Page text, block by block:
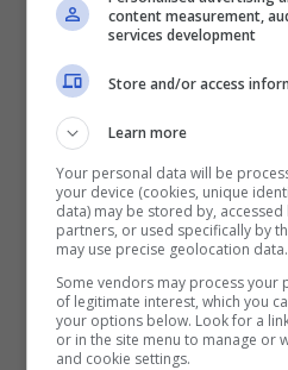
giocare più volte nella
Alexis Saelemaekers
sinistro, lasciando
riposo.
Ricordiamo che il
Europeo in Germania
Franciaed è stato uno
content measurement,
services development
Store and/or access
Learn more
Your personal data will be
your device (cookies, unique
data) may be stored by,
partners, or used specifically by
may use precise geolocation data.
Some vendors may process your
of legitimate interest, which you
your options below. Look for a
or in the site menu to manage or
and cookie settings.